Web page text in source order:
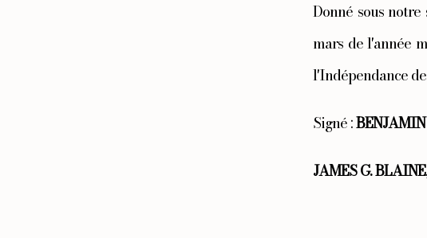
Donné sous
mars de l'année
l'Indépendance
Signé :
JAMES G. BLAINE